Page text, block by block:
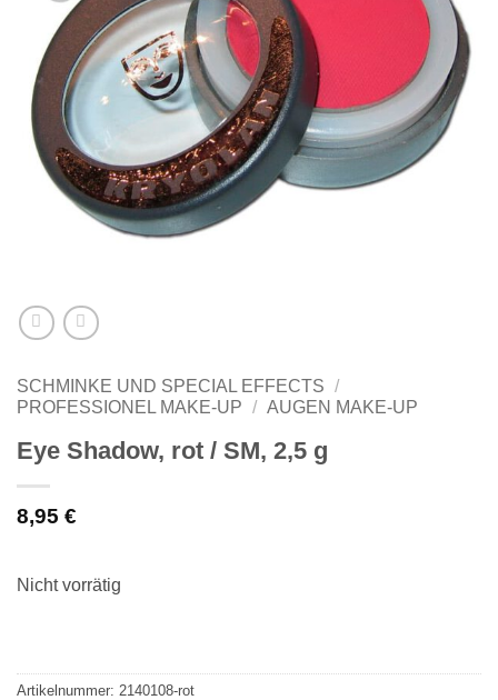
SCHMINKE UND SPECIAL EFFECTS /
PROFESSIONEL MAKE-UP / AUGEN MAKE-UP
Eye Shadow, rot / SM, 2,5 g
8,95 €
Nicht vorrätig
Artikelnummer: 2140108-rot